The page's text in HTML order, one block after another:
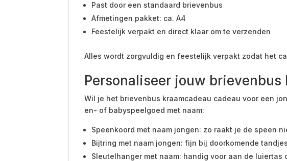
Past door een standaard brievenbus
Afmetingen pakket: ca. A4
Feestelijk verpakt en direct klaar om te verzenden
Alles wordt zorgvuldig en feestelijk verpakt zodat het
Personaliseer jouw
Wil je het brievenbus kraamcadeau cadeau voor een
en- of babyspeelgoed met naam:
Speenkoord met naam jongen: zo raakt je de speen
Bijtring met naam jongen: fijn bij doorkomende
Sleutelhanger met naam: handig voor aan de luiertas